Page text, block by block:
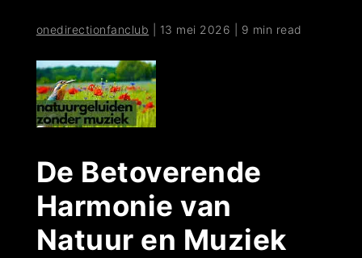
onedirectionfanclub 13 mei 2026 9 min read
De Betoverende
Harmonie van
Natuur en Muziek